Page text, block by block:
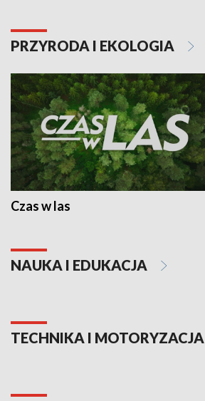
PRZYRODA I EKOLOGIA
Czas w las
NAUKA I EDUKACJA
TECHNIKA I MOTORYZACJA